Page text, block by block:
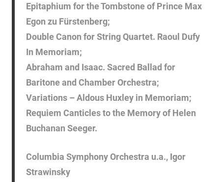
Epitaphium for the Tombstone of Prince Max
Egon zu Fürstenberg;
Double Canon for String Quartet. Raoul Dufy
In Memoriam;
Abraham and Isaac. Sacred Ballad for
Baritone and Chamber Orchestra;
Variations – Aldous Huxley in Memoriam;
Requiem Canticles to the Memory of Helen
Buchanan Seeger.
Columbia Symphony Orchestra u.a., Igor
Strawinsky